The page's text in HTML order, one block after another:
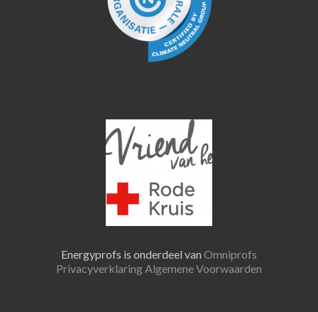
Energyprofs is onderdeel van Omniprofs
PrivacyverklaringAlgemene Voorwaarden